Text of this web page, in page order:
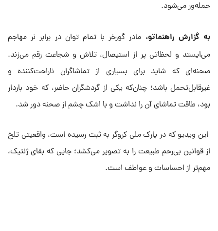
حمله‌ور می‌شود.
به گزارش راهنماتو، مادر گورخر با تمام توان در برابر نر مهاجم
می‌ایستد و لحظاتی پر از استیصال، تلاش و شجاعت رقم می‌زند.
صحنه‌ای که شاید برای بسیاری از تماشاگران ناراحت‌کننده و
غیرقابل‌تحمل باشد؛ چنان‌که یکی از گردشگران حاضر، که خود باردار
بود، طاقت تماشای آن را نداشت و با اشک چشم از صحنه دور شد.
این ویدیو که در پارک ملی کروگر به ثبت رسیده است، واقعیتی تلخ
از قوانین بی‌رحم طبیعت را به تصویر می‌کشد؛ جایی که بقای ژنتیک،
مهم‌تر از احساسات و عواطف است.